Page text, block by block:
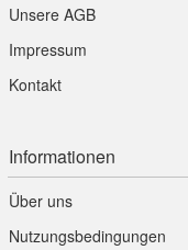
Unsere AGB
Impressum
Kontakt
Informationen
Über uns
Nutzungsbedingungen